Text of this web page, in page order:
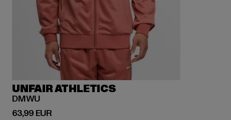
UNFAIR ATHLETICS
DMWU
63,99 EUR
Derzeitiger Preis: 63,99 EUR